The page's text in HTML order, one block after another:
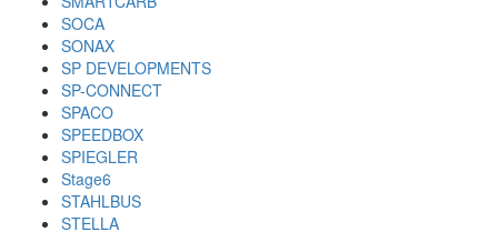
SOCA
SONAX
SP DEVELOPMENTS
SP-CONNECT
SPACO
SPEEDBOX
SPIEGLER
Stage6
STAHLBUS
STELLA